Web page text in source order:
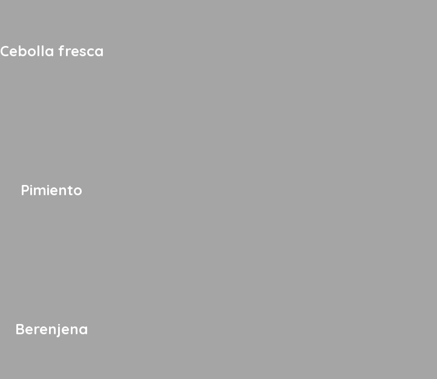
Cebolla fresca
Pimiento
Berenjena